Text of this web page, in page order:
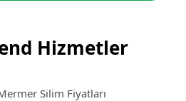
Hizmetler
Silim Fiyatları